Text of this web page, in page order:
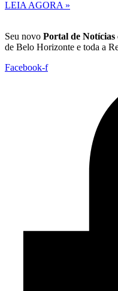
LEIA AGORA »
Seu novo Portal de Notícias
de Belo Horizonte e toda a
Facebook-f